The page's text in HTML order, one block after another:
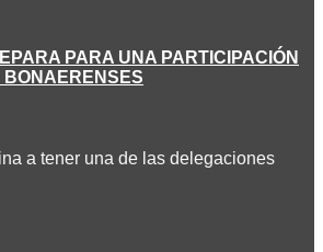
PARA UNA PARTICIPACIÓN
BONAERENSES
a tener una de las delegaciones